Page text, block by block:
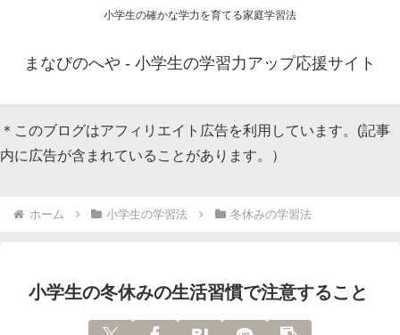
小学生の確かな学力を育てる家庭学習法
まなびのへや - 小学生の学習力アップ応援サイト
＊このブログはアフィリエイト広告を利用しています。(記事
内に広告が含まれていることがあります。）
ホーム 小学生の学習法 冬休みの学習法
小学生の冬休みの生活習慣で注意すること